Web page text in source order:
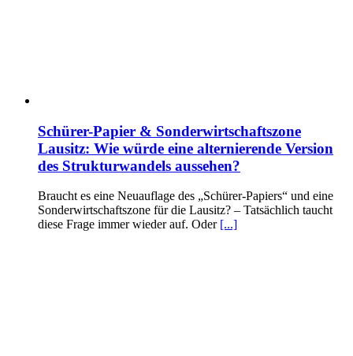
Schürer-Papier & Sonderwirtschaftszone
Lausitz: Wie würde eine alternierende Version
des Strukturwandels aussehen?
Braucht es eine Neuauflage des „Schürer-Papiers“ und eine
Sonderwirtschaftszone für die Lausitz? – Tatsächlich taucht
diese Frage immer wieder auf. Oder [...]